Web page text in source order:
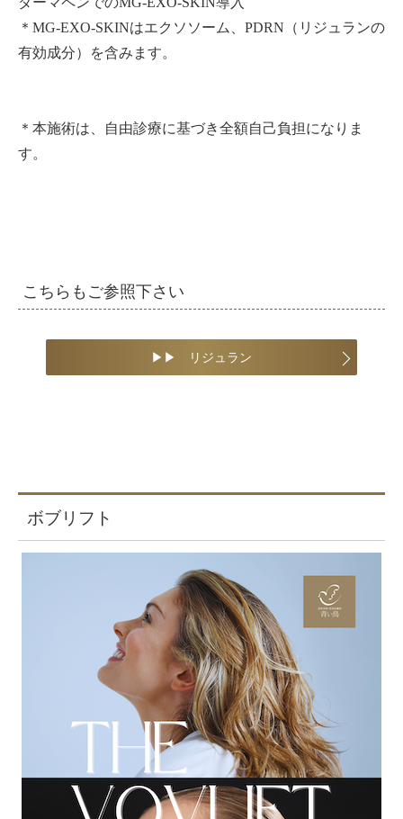
＊MG-EXO-SKINはエクソソーム、PDRN（リジュランの
有効成分）を含みます。
＊本施術は、自由診療に基づき全額自己負担になりま
す。
こちらもご参照下さい
▶︎▶︎ リジュラン
ボブリフト